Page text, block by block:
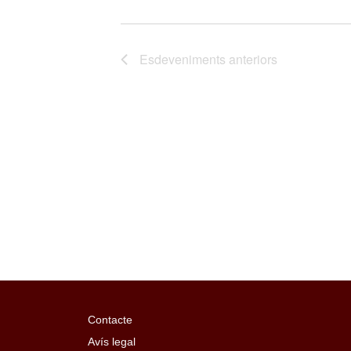
Esdeveniments anteriors
Contacte
Avís legal